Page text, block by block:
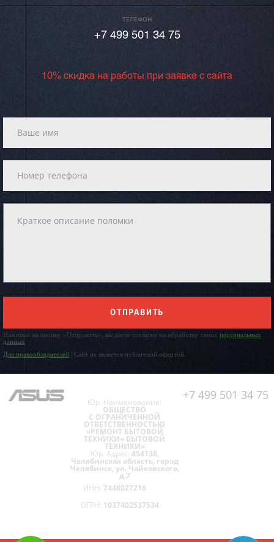
ТЕЛЕФОН
+7 499 501 34 75
10% скидка на работы при заявке с сайта
ОТПРАВИТЬ
Нажимая на кнопку «Отправить», вы даете согласие на обработку своих персональных
данных
Для правообладателей | Сайт не является публичной офертой.
+7 499 501 34 75
Юр. Наименование:
ОБЩЕСТВО
С ОГРАНИЧЕННОЙ
ОТВЕТСТВЕННОСТЬЮ
«РЕМОНТ БЫТОВОЙ
ТЕХНИКИ» БЫТОВОЙ
ТЕХНИКИ»
Юр. Адрес: 454138,
Челябинская область, город
Челябинск, ул. Чайковского,
д.7
ИНН: 7448027216
ОГРН: 1037402537534